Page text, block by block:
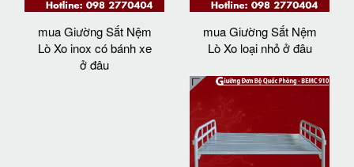
mua Giường Sắt Nệm
Lò Xo inox có bánh xe
ở đâu
mua Giường Sắt Nệm
Lò Xo loại nhỏ ở đâu